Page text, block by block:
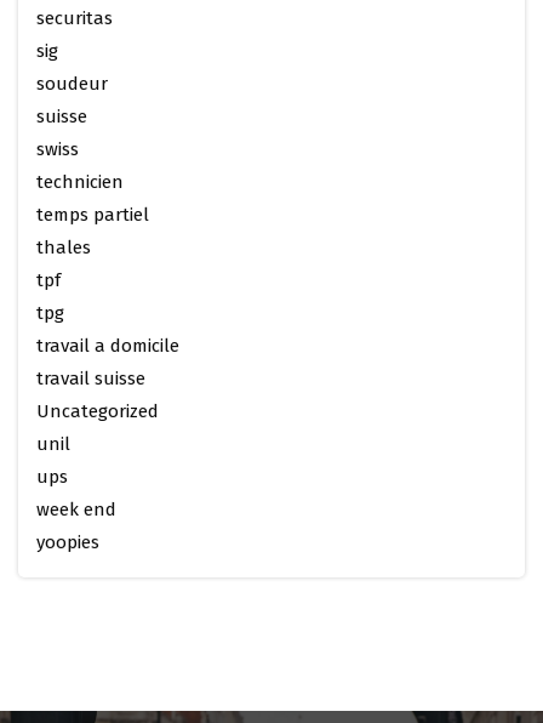
securitas
sig
soudeur
suisse
swiss
technicien
temps partiel
thales
tpf
tpg
travail a domicile
travail suisse
Uncategorized
unil
ups
week end
yoopies